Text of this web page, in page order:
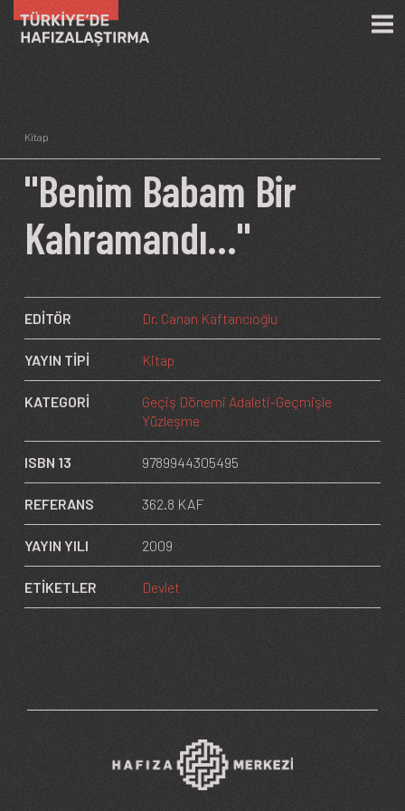
Kitap
"Benim Babam Bir
Kahramandı..."
EDİTÖR Dr. Canan Kaftancıoğlu
YAYIN TİPİ Kitap
KATEGORİ
Geçiş Dönemi Adaleti-Geçmişle
Yüzleşme
ISBN 13 9789944305495
REFERANS 362.8 KAF
YAYIN YILI 2009
ETİKETLER Devlet